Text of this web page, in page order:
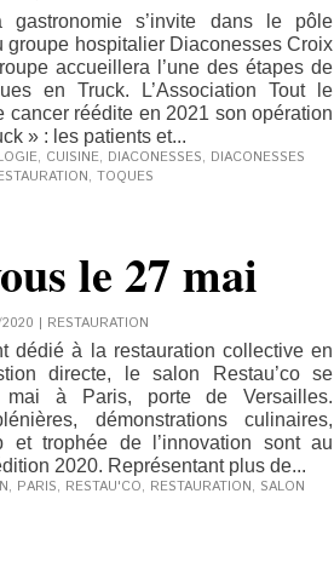
s’invite dans le pôle
groupe hospitalier Diaconesses Croix
accueillera l’une des étapes de
en Truck. L’Association Tout le
cancer réédite en 2021 son opération
» : les patients et...
, CUISINE, DIACONESSES, DIACONESSES
, TOQUES
le 27 mai
| RESTAURATION
dédié à la restauration collective en
directe, le salon Restau’co se
à Paris, porte de Versailles.
démonstrations culinaires,
et trophée de l’innovation sont au
2020. Représentant plus de...
, PARIS, RESTAU'CO, RESTAURATION, SALON